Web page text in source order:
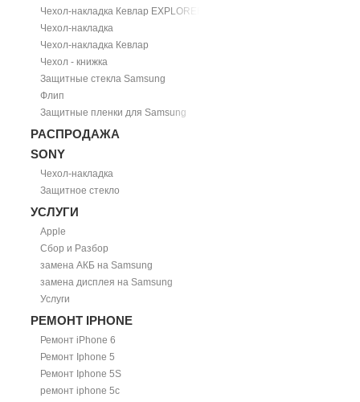
Чехол-накладка Кевлар EXPLORER
Чехол-накладка
Чехол-накладка Кевлар
Чехол - книжка
Защитные стекла Samsung
Флип
Защитные пленки для Samsung
РАСПРОДАЖА
SONY
Чехол-накладка
Защитное стекло
УСЛУГИ
Apple
Сбор и Разбор
замена АКБ на Samsung
замена дисплея на Samsung
Услуги
РЕМОНТ IPHONE
Ремонт iPhone 6
Ремонт Iphone 5
Ремонт Iphone 5S
ремонт iphone 5c